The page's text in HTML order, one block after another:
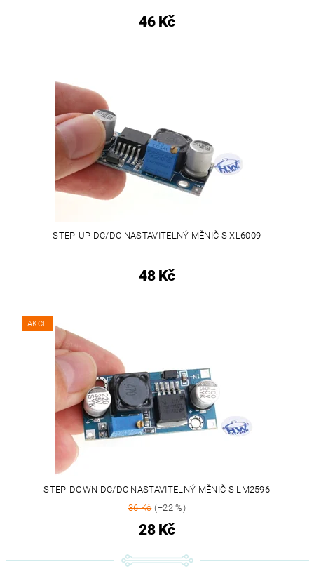
46 Kč
STEP-UP DC/DC NASTAVITELNÝ MĚNIČ S XL6009
48 Kč
AKCE
STEP-DOWN DC/DC NASTAVITELNÝ MĚNIČ S LM2596
36 Kč(–22 %)
28 Kč